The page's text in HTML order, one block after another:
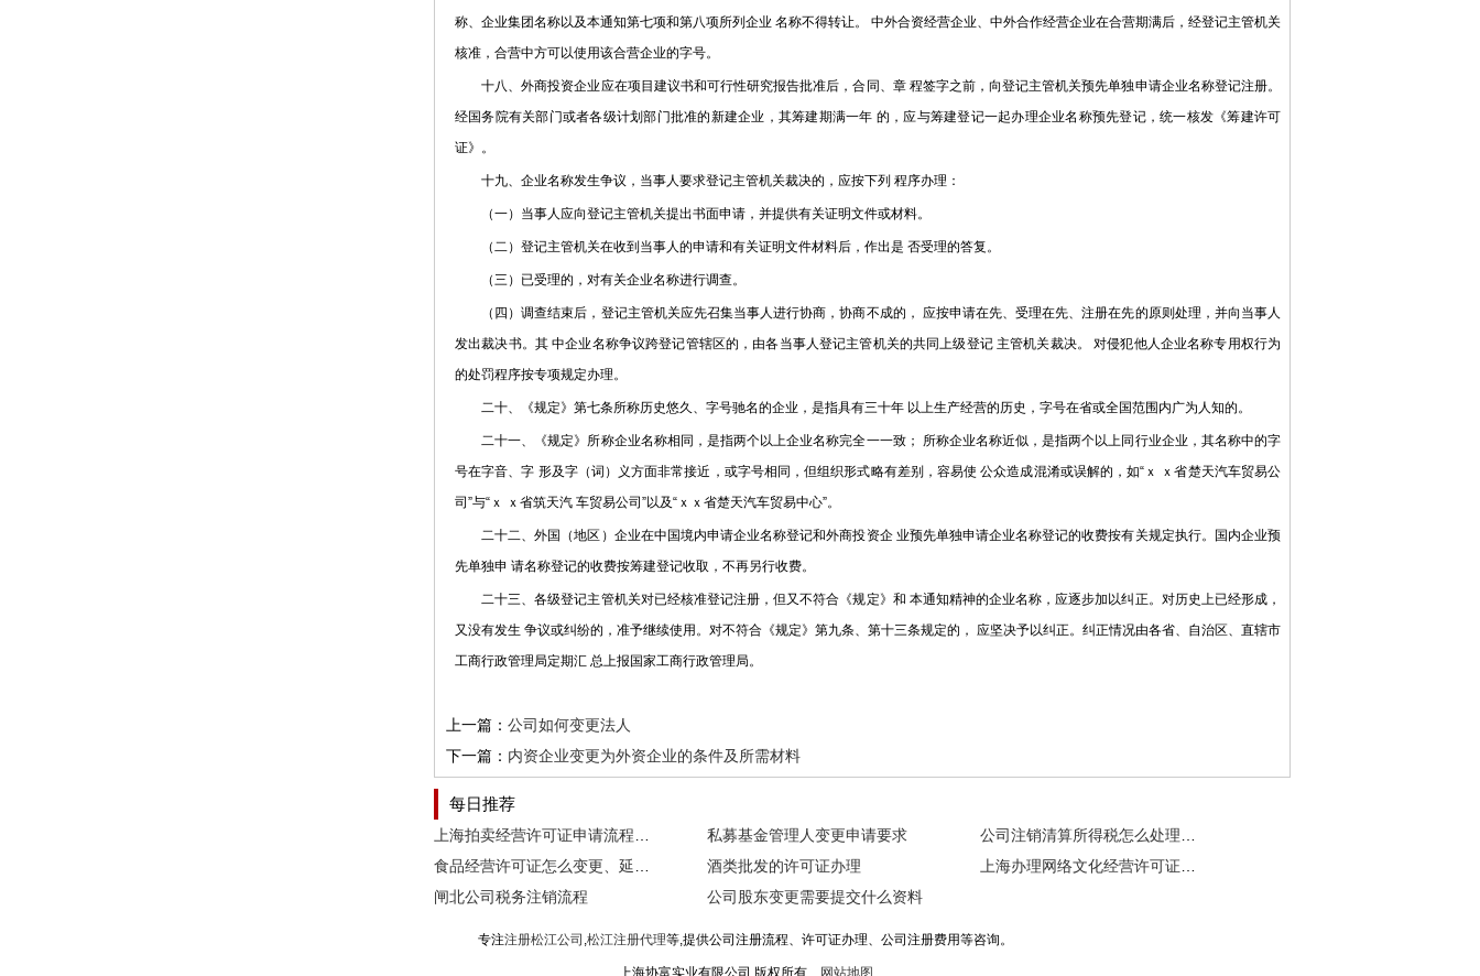
称、企业集团名称以及本通知第七项和第八项所列企业 名称不得转让。 中外合资经营企业、中外合作经营企业在合营期满后，经登记主管机关
核准，合营中方可以使用该合营企业的字号。
十八、外商投资企业应在项目建议书和可行性研究报告批准后，合同、章 程签字之前，向登记主管机关预先单独申请企业名称登记注册。
经国务院有关部门或者各级计划部门批准的新建企业，其筹建期满一年 的，应与筹建登记一起办理企业名称预先登记，统一核发《筹建许可
证》。
十九、企业名称发生争议，当事人要求登记主管机关裁决的，应按下列 程序办理：
（一）当事人应向登记主管机关提出书面申请，并提供有关证明文件或材料。
（二）登记主管机关在收到当事人的申请和有关证明文件材料后，作出是 否受理的答复。
（三）已受理的，对有关企业名称进行调查。
（四）调查结束后，登记主管机关应先召集当事人进行协商，协商不成的， 应按申请在先、受理在先、注册在先的原则处理，并向当事人
发出裁决书。其 中企业名称争议跨登记管辖区的，由各当事人登记主管机关的共同上级登记 主管机关裁决。 对侵犯他人企业名称专用权行为
的处罚程序按专项规定办理。
二十、《规定》第七条所称历史悠久、字号驰名的企业，是指具有三十年 以上生产经营的历史，字号在省或全国范围内广为人知的。
二十一、《规定》所称企业名称相同，是指两个以上企业名称完全一一致； 所称企业名称近似，是指两个以上同行业企业，其名称中的字
号在字音、字 形及字（词）义方面非常接近，或字号相同，但组织形式略有差别，容易使 公众造成混淆或误解的，如“ｘ ｘ省楚天汽车贸易公
司”与“ｘ ｘ省筑天汽 车贸易公司”以及“ｘｘ省楚天汽车贸易中心”。
二十二、外国（地区）企业在中国境内申请企业名称登记和外商投资企 业预先单独申请企业名称登记的收费按有关规定执行。国内企业预
先单独申 请名称登记的收费按筹建登记收取，不再另行收费。
二十三、各级登记主管机关对已经核准登记注册，但又不符合《规定》和 本通知精神的企业名称，应逐步加以纠正。对历史上已经形成，
又没有发生 争议或纠纷的，准予继续使用。对不符合《规定》第九条、第十三条规定的， 应坚决予以纠正。纠正情况由各省、自治区、直辖市
工商行政管理局定期汇 总上报国家工商行政管理局。
上一篇： 公司如何变更法人
下一篇： 内资企业变更为外资企业的条件及所需材料
每日推荐
私募基金管理人变更申请要求
酒类批发的许可证办理
闸北公司税务注销流程
公司股东变更需要提交什么资料
专注注册松江公司 ,松江注册代理等,提供公司注册流程、许可证办理、公司注册费用等咨询。
上海协富实业有限公司 版权所有 网站地图